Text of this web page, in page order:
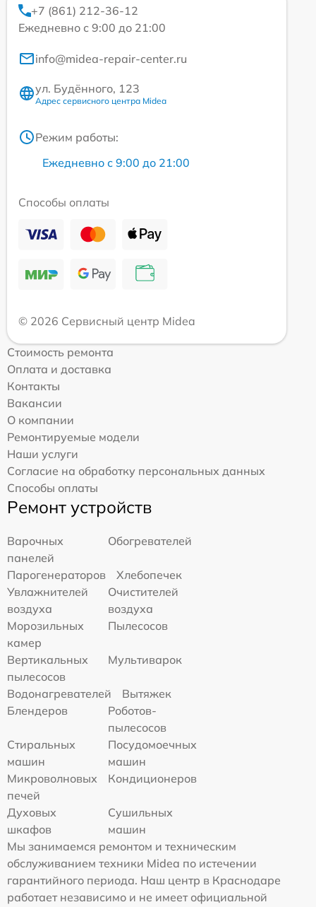
+7 (861) 212-36-12
Ежедневно с 9:00 до 21:00
info@midea-repair-center.ru
ул. Будённого, 123
Адрес сервисного центра Midea
Режим работы:
Ежедневно с 9:00 до 21:00
Способы оплаты
© 2026 Сервисный центр Midea
Стоимость ремонта
Оплата и доставка
Контакты
Вакансии
О компании
Ремонтируемые модели
Наши услуги
Согласие на обработку персональных данных
Способы оплаты
Ремонт устройств
Варочных
панелей
Обогревателей
Парогенераторов
Хлебопечек
Увлажнителей
воздуха
Очистителей
воздуха
Морозильных
камер
Пылесосов
Вертикальных
пылесосов
Мультиварок
Водонагревателей
Вытяжек
Блендеров
Роботов-
пылесосов
Стиральных
машин
Посудомоечных
машин
Микроволновых
печей
Кондиционеров
Духовых
шкафов
Сушильных
машин
Мы занимаемся ремонтом и техническим
обслуживанием техники Midea по истечении
гарантийного периода. Наш центр в Краснодаре
работает независимо и не имеет официальной